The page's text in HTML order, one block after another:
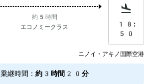
約5時間
エコノミークラス
18:
50
ニノイ・アキノ国際空港
乗継時間 ： 約3時間20分